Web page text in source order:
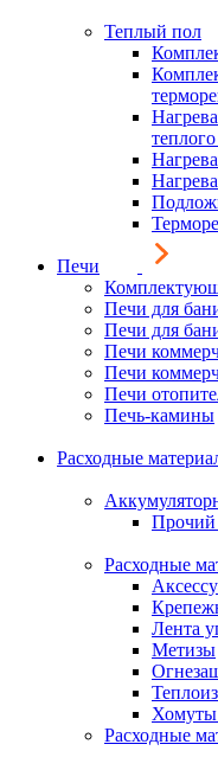
Теплый пол
Печи
Печи для
Печи для
Печи
Печи
Печи
Печь-камины
Расходные
Прочий
Расходные
Лента
Метизы
Хомуты
Расходные